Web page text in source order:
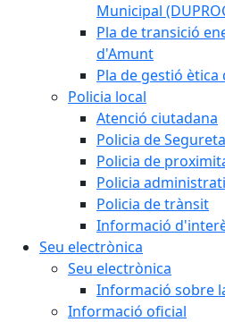
Municipal
Pla de transició
d'Amunt
Pla de gestió
Policia local
Atenció ciutadana
Policia de
Policia de
Policia
Policia de trànsit
Informació
Seu electrònica
Seu electrònica
Informació sobre
Informació oficial